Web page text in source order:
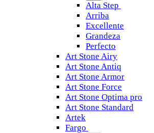
Alta Step
Arriba
Excellente
Grandeza
Perfecto
Art Stone Airy
Art Stone Antiq
Art Stone Armor
Art Stone Force
Art Stone Optima pro
Art Stone Standard
Artek
Fargo